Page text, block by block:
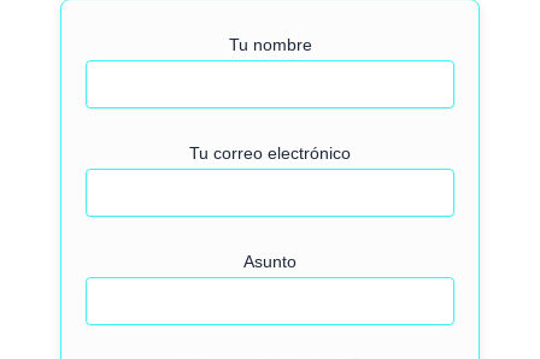
Tu nombre
Tu correo electrónico
Asunto